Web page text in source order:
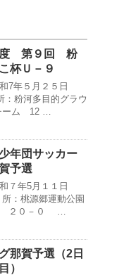
度 第９回 粉
杯Ｕ－９
7年５月２５日
：粉河多目的グラウ
ーム 12 …
年団サッカー
予選
７年5月１１日
：桃源郷運動公園
０－０ …
那賀予選（2日
）